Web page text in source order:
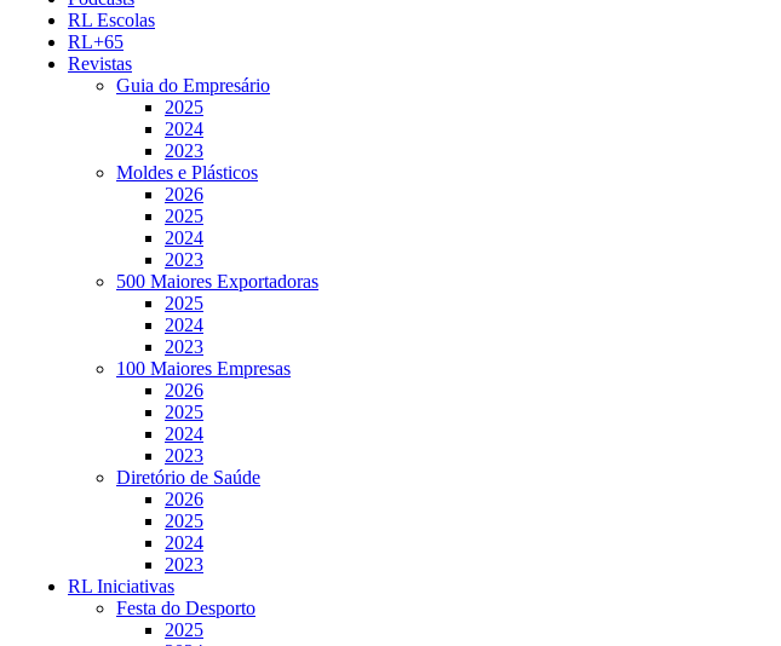
RL Escolas
RL+65
Revistas
Guia do Empresário
2025
2024
2023
Moldes e Plásticos
2026
2025
2024
2023
500 Maiores Exportadoras
2025
2024
2023
100 Maiores Empresas
2026
2025
2024
2023
Diretório de Saúde
2026
2025
2024
2023
RL Iniciativas
Festa do Desporto
2025